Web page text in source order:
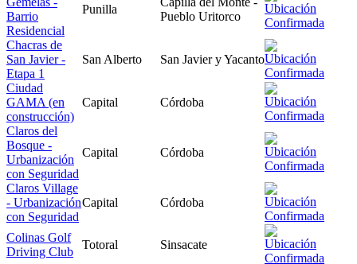
Barrio
Residencial
Punilla
Pueblo Uritorco
Chacras de
San Javier -
Etapa 1
San Alberto San Javier y Yacanto
Ciudad
GAMA (en
construcción)
Capital Córdoba
Claros del
Bosque -
Urbanización
con Seguridad
Capital Córdoba
Claros Village
- Urbanización
con Seguridad
Capital Córdoba
Colinas Golf
Driving Club
Totoral Sinsacate